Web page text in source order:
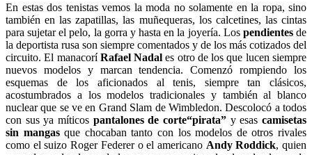
En estas dos tenistas vemos la moda no solamente en la ropa, sino
también en laszapatillas, las muñequeras, los calcetines, las cintas
para sujetar el pelo, la gorra y hasta en la joyería. Los pendientesde
la deportista rusa son siempre comentados y de los más cotizados del
circuito. El manacoríRafael Nadal es otro de los que lucen siempre
nuevos modelos y marcan tendencia. Comenzó rompiendo los
esquemas de los aficionados al tenis, siempre tan clásicos,
acostumbrados a los modelos tradicionales y también al blanco
nuclear que se ve en Grand Slam de Wimbledon. Descolocó a todos
con sus ya míticos pantalones de corte“pirata” y esascamisetas
sin mangasque chocaban tanto con los modelos de otros rivales
como el suizo Roger Federer o el americano Andy Roddick, quien